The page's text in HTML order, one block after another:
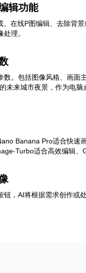
辑功能
、在线P图编辑、去除背
理。
数。包括图像风格、画面
未来城市夜景，作为电
Banana Pro适合快速
Turbo适合高效编辑、
钮，AI将根据需求创作或